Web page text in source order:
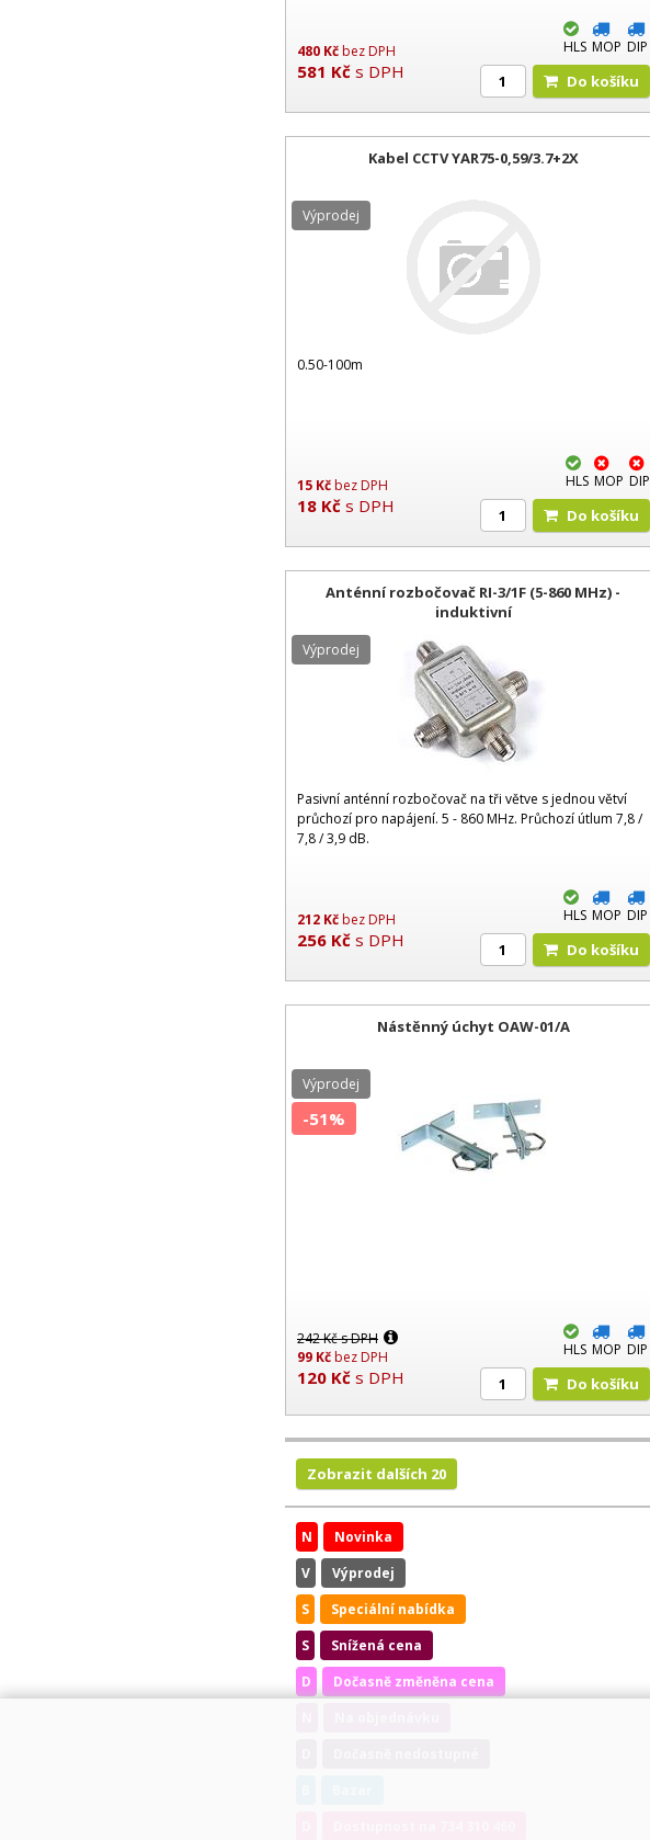
480 Kčbez DPH
581 Kč s DPH
HLS MOP DIP
Do košíku
Kabel CCTV YAR75-0,59/3.7+2X
0.50-100m
15 Kčbez DPH
18 Kč s DPH
Výprodej
HLS MOP DIP
Do košíku
Anténní rozbočovač RI-3/1F (5-860 MHz) -
induktivní
Pasivní anténní rozbočovač na tři větve s jednou větví
průchozí pro napájení. 5 - 860 MHz. Průchozí útlum 7,8 /
7,8 / 3,9 dB.
212 Kčbez DPH
256 Kč s DPH
Výprodej
HLS MOP DIP
Do košíku
Nástěnný úchyt OAW-01/A
242Kčs DPH
99 Kčbez DPH
120 Kč s DPH
Výprodej
-51%
HLS MOP DIP
Do košíku
Zobrazit dalších 20
N
Novinka
V
Výprodej
S
Speciální nabídka
S
Snížená cena
D
Dočasně změněna cena